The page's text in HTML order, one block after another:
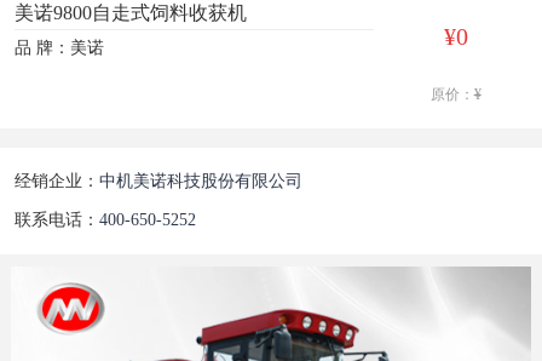
美诺9800自走式饲料收获机
品 牌：美诺 ¥0
原价：¥
经销企业： 中机美诺科技股份有限公司
联系电话： 400-650-5252